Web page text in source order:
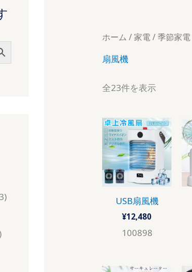
3
の
商
個
商
品
ホーム / 家電/季節家電
扇風機
全23件を表示
USB扇風機
¥12,480
100898